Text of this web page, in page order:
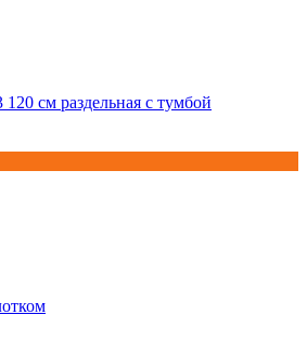
см раздельная с тумбой